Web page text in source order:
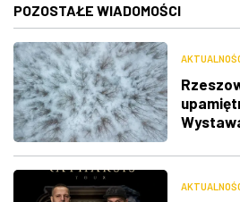
POZOSTAŁE WIADOMOŚCI